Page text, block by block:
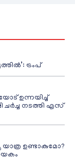
ട്രംപ്
ഉന്നയിച്ച്
ചർച്ച നടത്തി എസ്
ഉണ്ടാകുമോ?